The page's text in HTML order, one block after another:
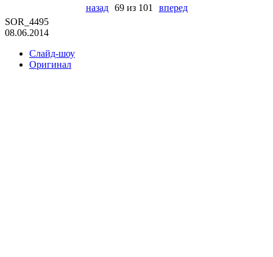
назад 69 из 101
вперед
SOR_4495
08.06.2014
Слайд-шоу
Оригинал